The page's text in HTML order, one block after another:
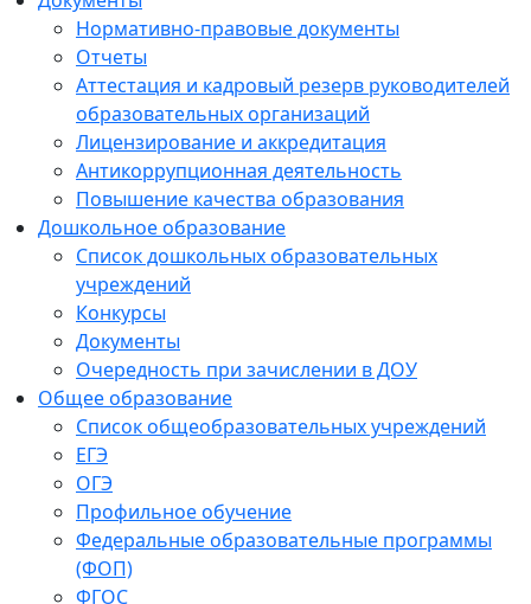
Нормативно-правовые документы
Отчеты
Аттестация и кадровый резерв руководителей
образовательных организаций
Лицензирование и аккредитация
Антикоррупционная деятельность
Повышение качества образования
Дошкольное образование
Список дошкольных образовательных
учреждений
Конкурсы
Документы
Очередность при зачислении в ДОУ
Общее образование
Список общеобразовательных учреждений
ЕГЭ
ОГЭ
Профильное обучение
Федеральные образовательные программы
(ФОП)
ФГОС